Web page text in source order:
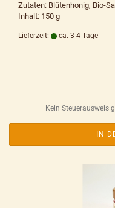
Zutaten: Blütenhonig, Bio-
Inhalt: 150 g
Lieferzeit: ca. 3-4 Tage
Kein Steuerausweis
IN